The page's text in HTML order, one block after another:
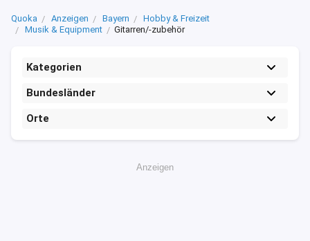
Quoka Anzeigen Bayern
Hobby & Freizeit
Musik & Equipment
Gitarren/-zubehör
Kategorien
Bundesländer
Orte
Anzeigen